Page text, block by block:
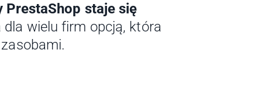
staje się
dla wielu firm opcją, która